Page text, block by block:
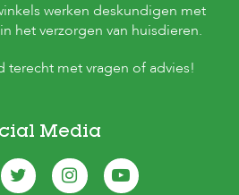
werken deskundigen met
het verzorgen van huisdieren.
terecht met vragen of advies!
Media